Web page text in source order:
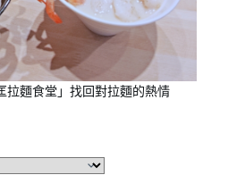
拉麵食堂」找回對拉麵的熱情